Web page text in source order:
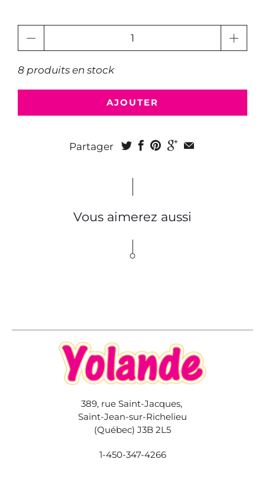
8 produits en stock
AJOUTER
Partager
Vous aimerez aussi
389, rue Saint-Jacques,
Saint-Jean-sur-Richelieu
(Québec) J3B 2L5
1-450-347-4266